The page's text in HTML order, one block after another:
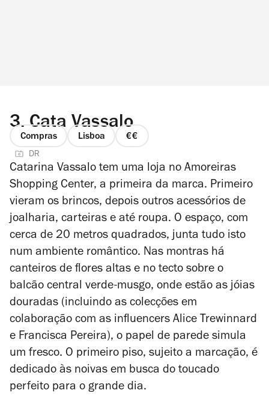
3. Cata Vassalo
Compras Lisboa
preço
de
4
DR
Catarina Vassalo tem uma loja no Amoreiras
Shopping Center, a primeira da marca. Primeiro
vieram os brincos, depois outros acessórios de
joalharia, carteiras e até roupa. O espaço, com
cerca de 20 metros quadrados, junta tudo isto
num ambiente romântico. Nas montras há
canteiros de flores altas e no tecto sobre o
balcão central verde-musgo, onde estão as jóias
douradas (incluindo as colecções em
colaboração com as influencers Alice Trewinnard
e Francisca Pereira), o papel de parede simula
um fresco. O primeiro piso, sujeito a marcação, é
dedicado às noivas em busca do toucado
perfeito para o grande dia.